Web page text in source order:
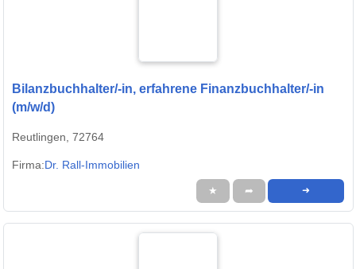
Bilanzbuchhalter/-in, erfahrene Finanzbuchhalter/-in
(m/w/d)
Reutlingen, 72764
Firma:Dr. Rall-Immobilien
★ ➦ ➜